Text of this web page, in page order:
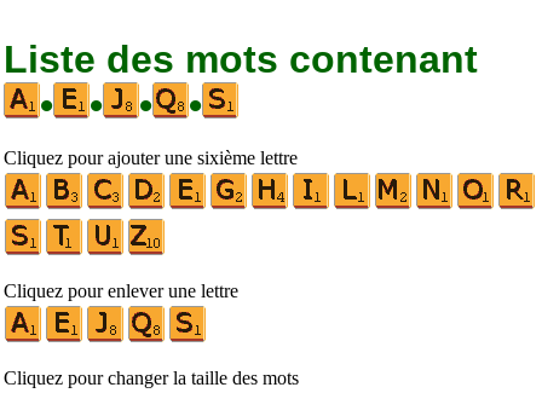
Liste des mots contenant
•
• • •
Cliquez pour ajouter une sixième lettre
Cliquez pour enlever une lettre
Cliquez pour changer la taille des mots